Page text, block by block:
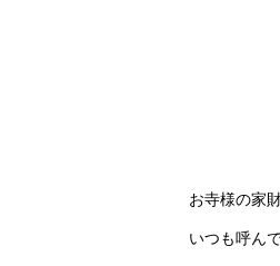
お寺様の家
いつも呼ん